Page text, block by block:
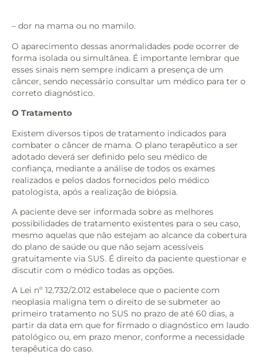
– dor na mama ou no mamilo.
O aparecimento dessas anormalidades pode ocorrer de
forma isolada ou simultânea. É importante lembrar que
esses sinais nem sempre indicam a presença de um
câncer, sendo necessário consultar um médico para ter o
correto diagnóstico.
O Tratamento
Existem diversos tipos de tratamento indicados para
combater o câncer de mama. O plano terapêutico a ser
adotado deverá ser definido pelo seu médico de
confiança, mediante a análise de todos os exames
realizados e pelos dados fornecidos pelo médico
patologista, após a realização de biópsia.
A paciente deve ser informada sobre as melhores
possibilidades de tratamento existentes para o seu caso,
mesmo aquelas que não estejam ao alcance da cobertura
do plano de saúde ou que não sejam acessíveis
gratuitamente via SUS. É direito da paciente questionar e
discutir com o médico todas as opções.
A Lei nº 12.732/2.012 estabelece que o paciente com
neoplasia maligna tem o direito de se submeter ao
primeiro tratamento no SUS no prazo de até 60 dias, a
partir da data em que for firmado o diagnóstico em laudo
patológico ou, em prazo menor, conforme a necessidade
terapêutica do caso.